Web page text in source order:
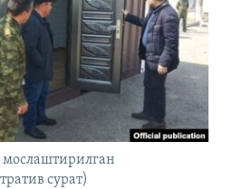
мослаштирилган
сурат)